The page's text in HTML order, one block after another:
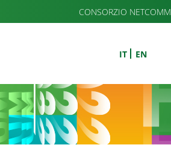
CONSORZIO NETCOMM
IT EN